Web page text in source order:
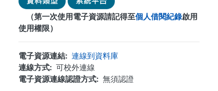
（第一次使用電子資源請記得至個人借閱紀錄啟用
使用權限）
電子資源連結
連線到資料庫
連線方式
可校外連線
電子資源連線認證方式
無須認證